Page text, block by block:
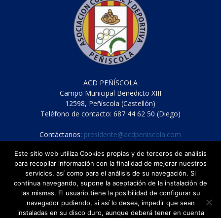
ACD PEÑÍSCOLA
Campo Municipal Benedicto XIII
12598, Peñíscola (Castellón)
Teléfono de contacto: 687 44 62 50 (Diego)
Contáctanos: presidente@acdpeniscola.com
Cláusula de protección de datos
Este sitio web utiliza Cookies propias y de terceros de análisis
para recopilar información con la finalidad de mejorar nuestros
servicios, así como para el análisis de su navegación. Si
continua navegando, supone la aceptación de la instalación de
las mismas. El usuario tiene la posibilidad de configurar su
navegador pudiendo, si así lo desea, impedir que sean
instaladas en su disco duro, aunque deberá tener en cuenta